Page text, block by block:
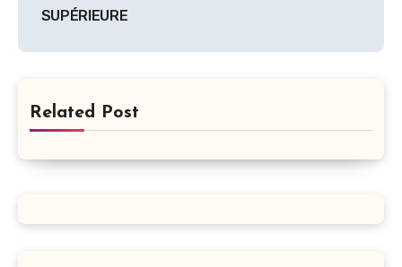
SUPÉRIEURE
Related Post